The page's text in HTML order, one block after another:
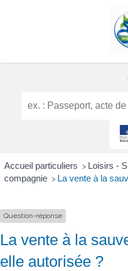
Accueil particuliers > Loisirs -
compagnie > La vente à la
Question-réponse
La vente à la
elle autorisée ?